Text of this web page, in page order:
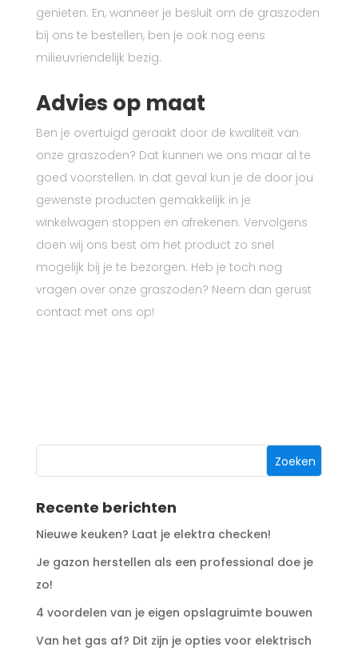
genieten. En, wanneer je besluit om de graszoden
bij ons te bestellen, ben je ook nog eens
milieuvriendelijk bezig.
Advies op maat
Ben je overtuigd geraakt door de kwaliteit van
onze graszoden? Dat kunnen we ons maar al te
goed voorstellen. In dat geval kun je de door jou
gewenste producten gemakkelijk in je
winkelwagen stoppen en afrekenen. Vervolgens
doen wij ons best om het product zo snel
mogelijk bij je te bezorgen. Heb je toch nog
vragen over onze graszoden? Neem dan gerust
contact met ons op!
Recente berichten
Nieuwe keuken? Laat je elektra checken!
Je gazon herstellen als een professional doe je
zo!
4 voordelen van je eigen opslagruimte bouwen
Van het gas af? Dit zijn je opties voor elektrisch